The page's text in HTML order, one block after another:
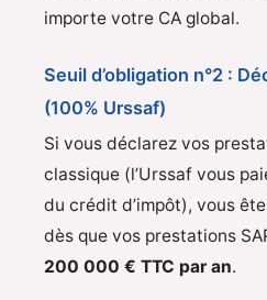
importe votre CA global.
Seuil d’obligation n°2 :
(100% Urssaf)
Si vous déclarez vos
classique (l’Urssaf vous
du crédit d’impôt), vous
dès que vos prestations
200 000 € TTC par an.